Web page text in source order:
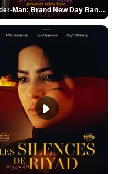
Spider-Man: Brand New Day Bande-annonce VO STFR